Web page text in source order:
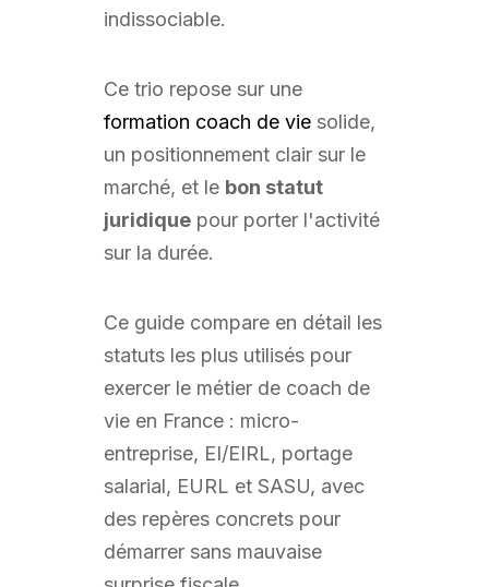
indissociable.
Ce trio repose sur une
formation coach de viesolide,
un positionnement clair sur le
marché, et le bon statut
juridiquepour porter l'activité
sur la durée.
Ce guide compare en détail les
statuts les plus utilisés pour
exercer le métier de coach de
vie en France : micro-
entreprise, EI/EIRL, portage
salarial, EURL et SASU, avec
des repères concrets pour
démarrer sans mauvaise